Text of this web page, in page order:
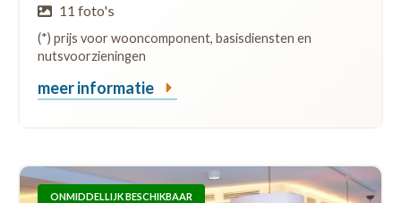
11 foto's
(*) prijs voor wooncomponent, basisdiensten en
nutsvoorzieningen
meer informatie
ONMIDDELLIJK BESCHIKBAAR